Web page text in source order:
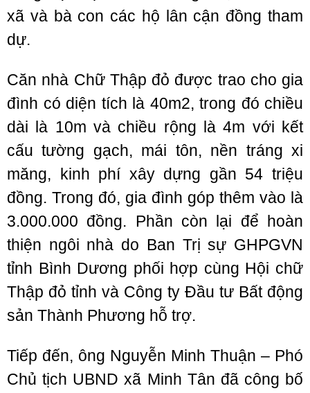
xã và bà con các hộ lân cận đồng tham
dự.
Căn nhà Chữ Thập đỏ được trao cho gia
đình có diện tích là 40m2, trong đó chiều
dài là 10m và chiều rộng là 4m với kết
cấu tường gạch, mái tôn, nền tráng xi
măng, kinh phí xây dựng gần 54 triệu
đồng. Trong đó, gia đình góp thêm vào là
3.000.000 đồng. Phần còn lại để hoàn
thiện ngôi nhà do Ban Trị sự GHPGVN
tỉnh Bình Dương phối hợp cùng Hội chữ
Thập đỏ tỉnh và Công ty Đầu tư Bất động
sản Thành Phương hỗ trợ.
Tiếp đến, ông Nguyễn Minh Thuận – Phó
Chủ tịch UBND xã Minh Tân đã công bố